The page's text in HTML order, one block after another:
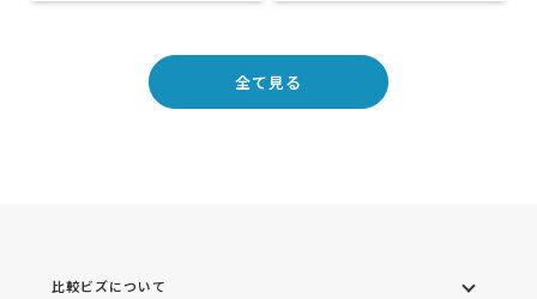
全て見る
比較ビズについて